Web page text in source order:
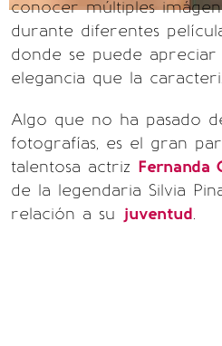
conocer múltiples
durante diferentes
donde se puede
elegancia que la
Algo que no ha pasado
fotografías, es el gran
talentosa actriz Fernanda
de la legendaria Silvia
relación a su juventud.